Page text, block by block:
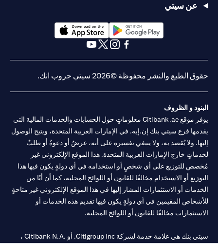
عن سيتي
(opens in a new tab)
حقوق الطبع والنشر محفوظة ©2026 سيتي جروب انك.
البنود و الظروف
يوفر موقع Citibank.ae معلوماتٍ حول الحسابات والخدمات المالية التي
يقدمها فرع سيتي بنك إن.إيه. في الإمارات العربية المتحدة، ويتيح الوصول
إليها. ولا يُقصد به، ولا ينبغي تفسيره على أنه، عرضٌ أو دعوةٌ أو طلبٌ
لخدماتٍ خارج الإمارات العربية المتحدة. هذا الموقع الإلكتروني غير
مُخصص للتوزيع على أي شخصٍ أو استخدامه في أي دولةٍ يكون فيها هذا
التوزيع أو الاستخدام مخالفًا للقانون أو اللوائح المحلية، كما أن أيًا من
الخدمات أو الاستثمارات المشار إليها في هذا الموقع الإلكتروني غير متاحةٍ
للأشخاص المقيمين في أي دولةٍ يكون فيها تقديم هذه الخدمات أو
الاستثمارات مخالفًا للقانون أو اللوائح المحلية.
سيتي بنك هي علامة خدمة لشركة Citigroup Inc. أو .Citibank N.A ،